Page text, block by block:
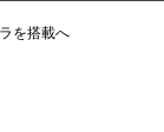
を搭載へ